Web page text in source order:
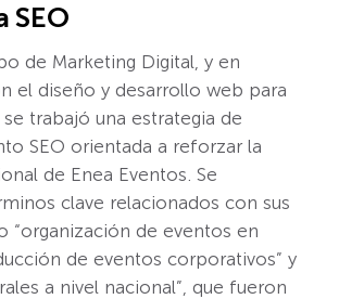
SEO
de Marketing Digital, y en
el diseño y desarrollo web para
se trabajó una estrategia de
SEO orientada a reforzar la
de Enea Eventos. Se
clave relacionados con sus
“organización de eventos en
de eventos corporativos” y
a nivel nacional”, que fueron